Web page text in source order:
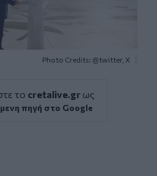
Photo Credits: @twitter, X
το cretalive.gr ως
πηγή στο Google